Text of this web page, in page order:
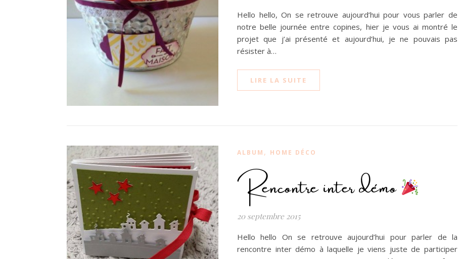
Hello hello, On se retrouve aujourd’hui pour vous parler de
notre belle journée entre copines, hier je vous ai montré le
projet que j’ai présenté et aujourd’hui, je ne pouvais pas
résister à…
LIRE LA SUITE
ALBUM , HOME DÉCO
Rencontre inter démo
20 septembre 2015
Hello hello On se retrouve aujourd’hui pour parler de la
rencontre inter démo à laquelle je viens juste de participer